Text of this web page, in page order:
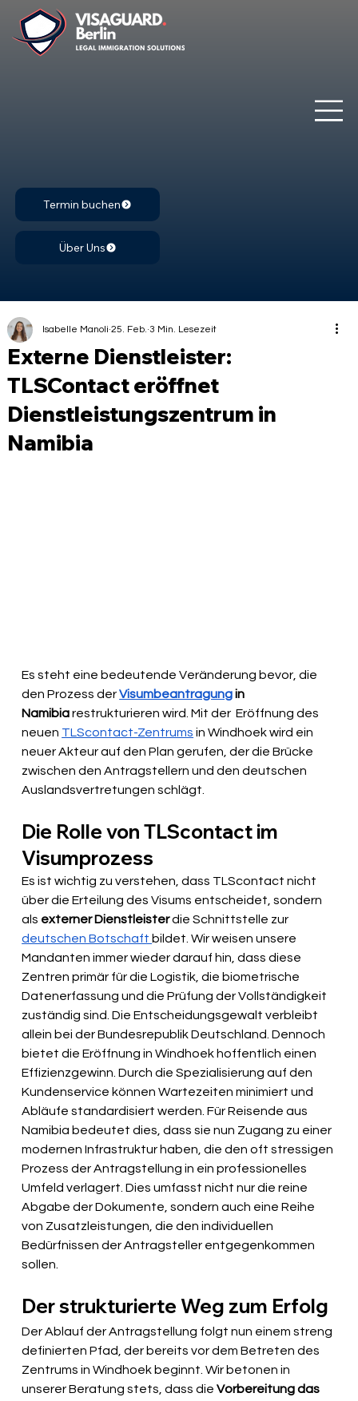
Termin buchen
Über Uns
Externe Dienstleister:
TLSContact eröffnet
Dienstleistungszentrum in
Namibia
Isabelle Manoli 25. Feb. 3 Min. Lesezeit
Es steht eine bedeutende Veränderung bevor, die
den Prozess der Visumbeantragung in
Namibia restrukturieren wird. Mit der  Eröffnung des
neuen TLScontact-Zentrums in Windhoek wird ein
neuer Akteur auf den Plan gerufen, der die Brücke
zwischen den Antragstellern und den deutschen
Auslandsvertretungen schlägt.
Die Rolle von TLScontact im
Visumprozess
Es ist wichtig zu verstehen, dass TLScontact nicht
über die Erteilung des Visums entscheidet, sondern
als externer Dienstleister die Schnittstelle zur
deutschen Botschaft bildet. Wir weisen unsere
Mandanten immer wieder darauf hin, dass diese
Zentren primär für die Logistik, die biometrische
Datenerfassung und die Prüfung der Vollständigkeit
zuständig sind. Die Entscheidungsgewalt verbleibt
allein bei der Bundesrepublik Deutschland. Dennoch
bietet die Eröffnung in Windhoek hoffentlich einen
Effizienzgewinn. Durch die Spezialisierung auf den
Kundenservice können Wartezeiten minimiert und
Abläufe standardisiert werden. Für Reisende aus
Namibia bedeutet dies, dass sie nun Zugang zu einer
modernen Infrastruktur haben, die den oft stressigen
Prozess der Antragstellung in ein professionelles
Umfeld verlagert. Dies umfasst nicht nur die reine
Abgabe der Dokumente, sondern auch eine Reihe
von Zusatzleistungen, die den individuellen
Bedürfnissen der Antragsteller entgegenkommen
sollen.
Der strukturierte Weg zum Erfolg
Der Ablauf der Antragstellung folgt nun einem streng
definierten Pfad, der bereits vor dem Betreten des
Zentrums in Windhoek beginnt. Wir betonen in
unserer Beratung stets, dass die Vorbereitung das